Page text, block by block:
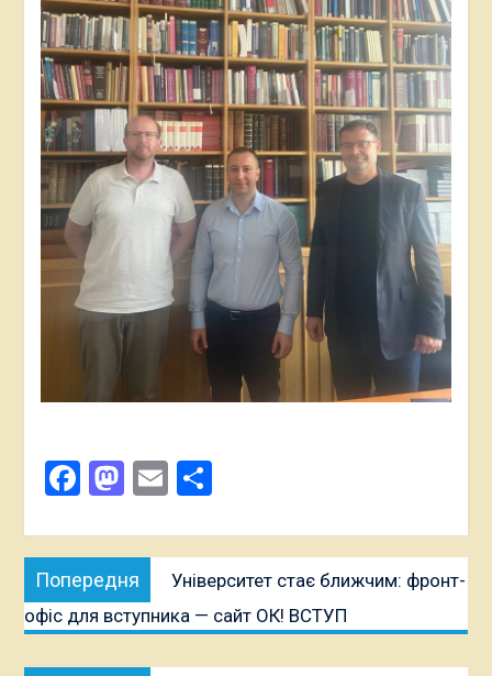
Facebook
Mastodon
EmailПоділитися
Навігація
записів
Попередня
публікація:
Університет стає ближчим: фронт-
офіс для вступника — сайт ОК! ВСТУП